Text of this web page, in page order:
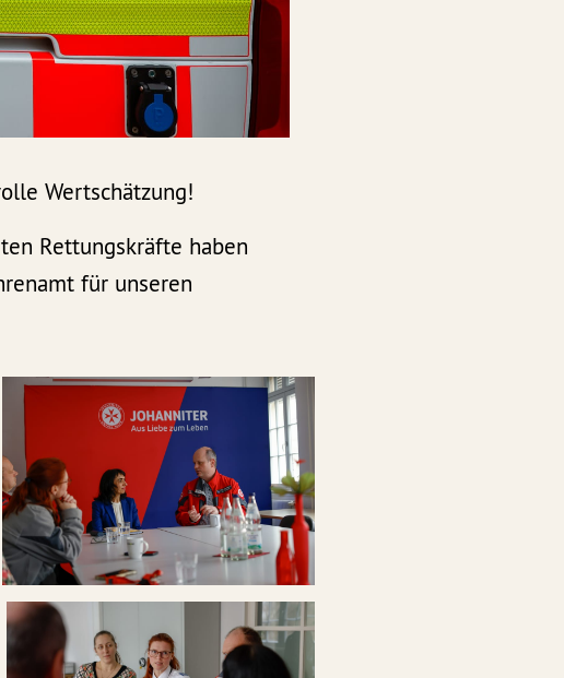
Wertschätzung!
Rettungskräfte haben
für unseren